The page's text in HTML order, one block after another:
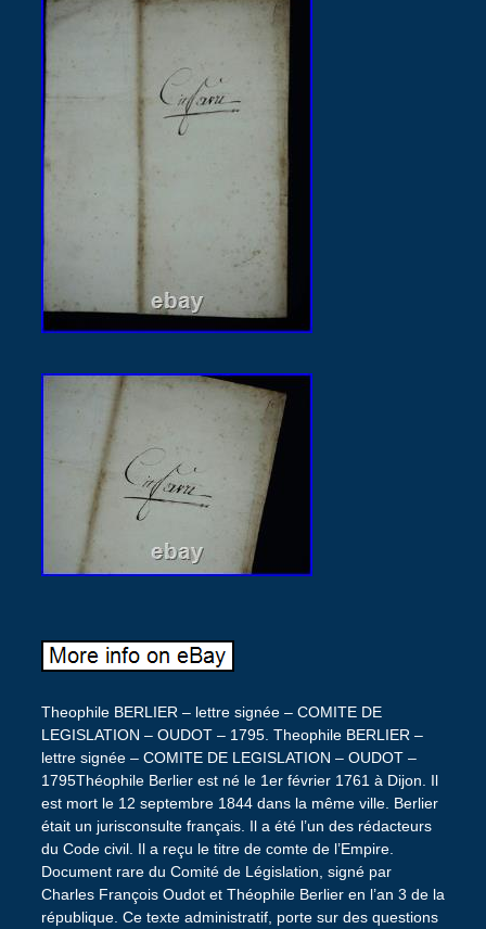
Theophile BERLIER – lettre signée – COMITE DE
LEGISLATION – OUDOT – 1795. Theophile BERLIER –
lettre signée – COMITE DE LEGISLATION – OUDOT –
1795Théophile Berlier est né le 1er février 1761 à Dijon. Il
est mort le 12 septembre 1844 dans la même ville. Berlier
était un jurisconsulte français. Il a été l’un des rédacteurs
du Code civil. Il a reçu le titre de comte de l’Empire.
Document rare du Comité de Législation, signé par
Charles François Oudot et Théophile Berlier en l’an 3 de la
république. Ce texte administratif, porte sur des questions